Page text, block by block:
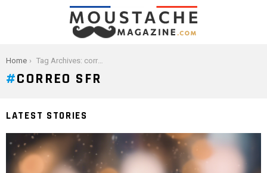
You are here:
Home Tag Archives: correo SFR
CORREO SFR
LATEST STORIES